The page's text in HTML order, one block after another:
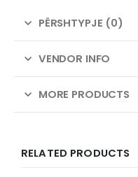
PËRSHTYPJE (0)
VENDOR INFO
MORE PRODUCTS
RELATED PRODUCTS